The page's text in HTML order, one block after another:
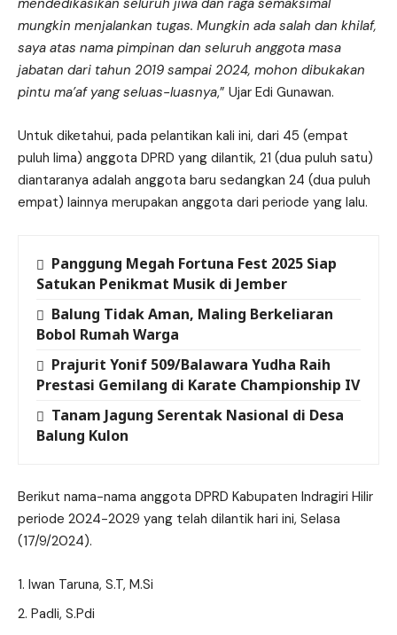
mungkin menjalankan tugas. Mungkin ada salah dan khilaf,
saya atas nama pimpinan dan seluruh anggota masa
jabatan dari tahun 2019 sampai 2024, mohon dibukakan
pintu ma’af yang seluas-luasnya,” Ujar Edi Gunawan.
Untuk diketahui, pada pelantikan kali ini, dari 45 (empat
puluh lima) anggota DPRD yang dilantik, 21 (dua puluh satu)
diantaranya adalah anggota baru sedangkan 24 (dua puluh
empat) lainnya merupakan anggota dari periode yang lalu.
Panggung Megah Fortuna Fest 2025 Siap
Satukan Penikmat Musik di Jember
Balung Tidak Aman, Maling Berkeliaran
Bobol Rumah Warga
Prajurit Yonif 509/Balawara Yudha Raih
Prestasi Gemilang di Karate Championship IV
Tanam Jagung Serentak Nasional di Desa
Balung Kulon
Berikut nama-nama anggota DPRD Kabupaten Indragiri Hilir
periode 2024-2029 yang telah dilantik hari ini, Selasa
(17/9/2024).
Iwan Taruna, S.T, M.Si
Padli, S.Pdi